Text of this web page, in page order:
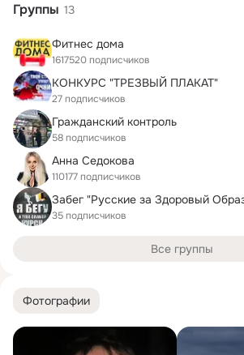
Фотографии
Группы 13
Фитнес дома
1617520 подписчиков
КОНКУРС "ТРЕЗВЫЙ ПЛАКАТ"
27 подписчиков
Гражданский контроль
58 подписчиков
Анна Седокова
110177 подписчиков
Забег "Русские за Здоровый
35 подписчиков
Все группы